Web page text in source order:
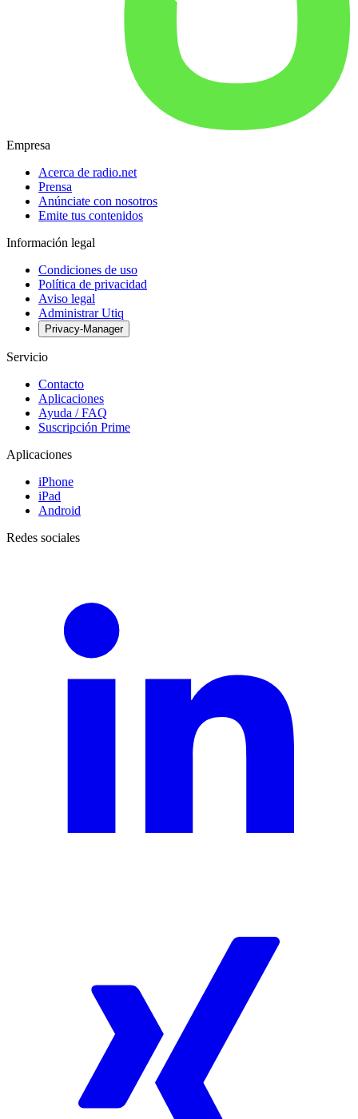
Empresa
Acerca de radio.net
Prensa
Anúnciate con nosotros
Emite tus contenidos
Información legal
Condiciones de uso
Política de privacidad
Aviso legal
Administrar Utiq
Privacy-Manager
Servicio
Contacto
Aplicaciones
Ayuda / FAQ
Suscripción Prime
Aplicaciones
iPhone
iPad
Android
Redes sociales